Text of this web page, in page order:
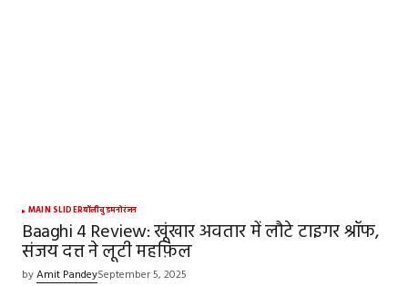
MAIN SLIDERबॉलीवुडमनोरंजन
Baaghi 4 Review: खूंखार अवतार में लौटे टाइगर श्रॉफ,
संजय दत्त ने लूटी महफ़िल
byAmit PandeySeptember 5, 2025